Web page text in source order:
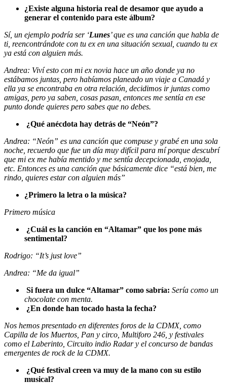
¿Existe alguna historia real de desamor que ayudo a
generar el contenido para este álbum?
Sí, un ejemplo podría ser ‘Lunes’ que es una canción que habla de
ti, reencontrándote con tu ex en una situación sexual, cuando tu ex
ya está con alguien más.
Andrea: Viví esto con mi ex novia hace un año donde ya no
estábamos juntas, pero habíamos planeado un viaje a Canadá y
ella ya se encontraba en otra relación, decidimos ir juntas como
amigas, pero ya saben, cosas pasan, entonces me sentía en ese
punto donde quieres pero sabes que no debes.
¿Qué anécdota hay detrás de “Neón”?
Andrea: “Neón” es una canción que compuse y grabé en una sola
noche, recuerdo que fue un día muy difícil para mí porque descubrí
que mi ex me había mentido y me sentía decepcionada, enojada,
etc. Entonces es una canción que básicamente dice “está bien, me
rindo, quieres estar con alguien más”
¿Primero la letra o la música?
Primero música
¿Cuál es la canción en “Altamar” que los pone más
sentimental?
Rodrigo: “It’s just love”
Andrea: “Me da igual”
Si fuera un dulce “Altamar” como sabría: Sería como un
chocolate con menta.
¿En donde han tocado hasta la fecha?
Nos hemos presentado en diferentes foros de la CDMX, como
Capilla de los Muertos, Pan y circo, Multiforo 246, y festivales
como el Laberinto, Circuito indio Radar y el concurso de bandas
emergentes de rock de la CDMX.
¿Qué festival creen va muy de la mano con su estilo
musical?